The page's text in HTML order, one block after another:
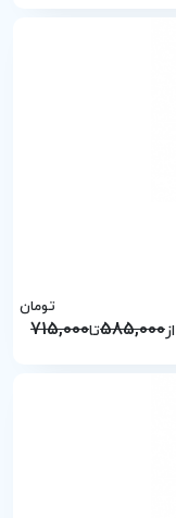
از585,000تا715,000
تومان